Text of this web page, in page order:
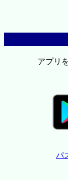
アプリ
パ